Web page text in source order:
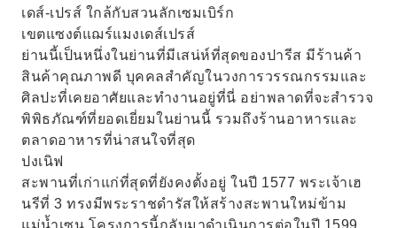
เดส์-เปรส์ ใกล้กับสวนลักเซมเบิร์ก
เขตแซงต์แฌร์แมงเดส์เปรส์
ย่านนี้เป็นหนึ่งในย่านที่มีเสน่ห์ที่สุดของปารีส มีร้านค้า
สินค้าคุณภาพดี บุคคลสำคัญในวงการวรรณกรรมและ
ศิลปะที่เคยอาศัยและทำงานอยู่ที่นี่ อย่าพลาดที่จะสำรวจ
พิพิธภัณฑ์ที่ยอดเยี่ยมในย่านนี้ รวมถึงร้านอาหารและ
ตลาดอาหารที่น่าสนใจที่สุด
ปงเนิฟ
สะพานที่เก่าแก่ที่สุดที่ยังคงตั้งอยู่ ในปี 1577 พระเจ้าเฮ
นรีที่ 3 ทรงมีพระราชดำรัสให้สร้างสะพานใหม่ข้าม
แม่น้ำเซน โครงการนี้กลับมาดำเนินการต่อในปี 1599